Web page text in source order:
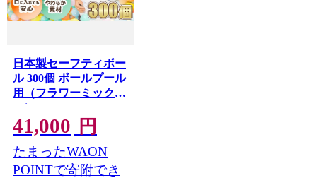
日本製セーフティボー
ル 300個 ボールプール
用（フラワーミック
ス）
41,000 円
たまったWAON
POINTで寄附でき